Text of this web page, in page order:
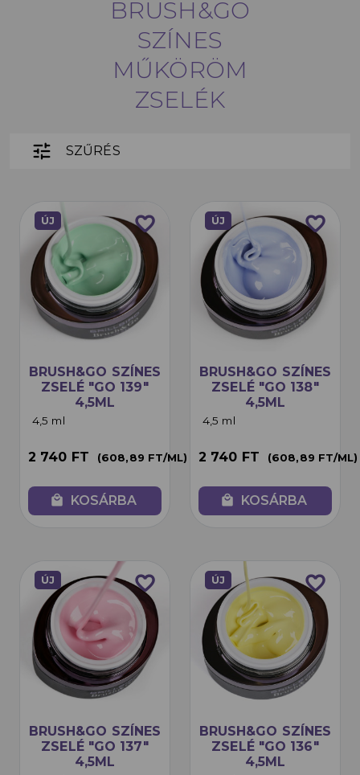
BRUSH&GO
SZÍNES
MŰKÖRÖM
ZSELÉK
tune SZŰRÉS
favorite_border
ÚJ
BRUSH&GO SZÍNES
ZSELÉ "GO 139"
4,5ML
4,5 ml
2 740 FT (608,89 FT/ML)
local_mall KOSÁRBA
favorite_border
ÚJ
BRUSH&GO SZÍNES
ZSELÉ "GO 138"
4,5ML
4,5 ml
2 740 FT (608,89 FT/ML)
local_mall KOSÁRBA
favorite_border
ÚJ
BRUSH&GO SZÍNES
ZSELÉ "GO 137"
4,5ML
favorite_border
ÚJ
BRUSH&GO SZÍNES
ZSELÉ "GO 136"
4,5ML